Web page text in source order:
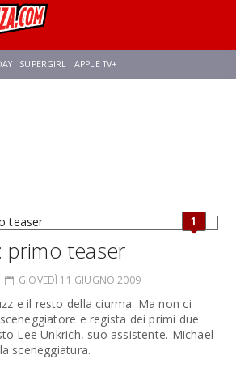
SUPERGIRL APPLE TV+
1
primo teaser
GIOVEDÌ 11 GIUGNO 2009
e il resto della ciurma. Ma non ci
e regista dei primi due
Lee Unkrich, suo assistente. Michael
sceneggiatura.